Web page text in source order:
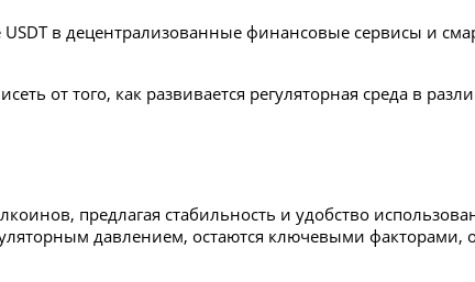
в децентрализованные финансовые сервисы и
от того, как развивается регуляторная среда в
предлагая стабильность и удобство
давлением, остаются ключевыми